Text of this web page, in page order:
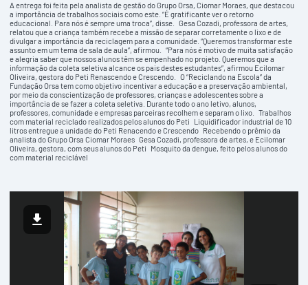
A entrega foi feita pela analista de gestão do Grupo Orsa, Ciomar Moraes, que destacou
a importância de trabalhos sociais como este. “É gratificante ver o retorno
educacional. Para nós é sempre uma troca”, disse. Gesa Cozadi, professora de artes,
relatou que a criança também recebe a missão de separar corretamente o lixo e de
divulgar a importância da reciclagem para a comunidade. “Queremos transformar este
assunto em um tema de sala de aula”, afirmou. “Para nós é motivo de muita satisfação
e alegria saber que nossos alunos têm se empenhado no projeto. Queremos que a
informação da coleta seletiva alcance os pais destes estudantes”, afirmou Ecilomar
Oliveira, gestora do Peti Renascendo e Crescendo. O “Reciclando na Escola” da
Fundação Orsa tem como objetivo incentivar a educação e a preservação ambiental,
por meio da conscientização de professores, crianças e adolescentes sobre a
importância de se fazer a coleta seletiva. Durante todo o ano letivo, alunos,
professores, comunidade e empresas parceiras recolhem e separam o lixo. Trabalhos
com material reciclado realizados pelos alunos do Peti Liquidificador industrial de 10
litros entregue a unidade do Peti Renacendo e Crescendo Recebendo o prêmio da
analista do Grupo Orsa Ciomar Moraes Gesa Cozadi, professora de artes, e Ecilomar
Oliveira, gestora, com seus alunos do Peti Mosquito da dengue, feito pelos alunos do
com material reciclável